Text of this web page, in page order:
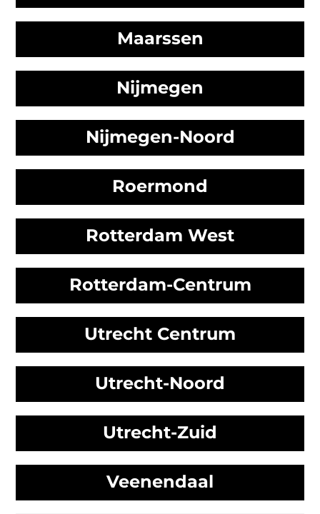
Maarssen
Nijmegen
Nijmegen-Noord
Roermond
Rotterdam West
Rotterdam-Centrum
Utrecht Centrum
Utrecht-Noord
Utrecht-Zuid
Veenendaal